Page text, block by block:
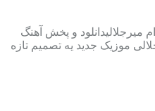
میرجلالیدانلود و پخش آهنگ
موزیک جدید یه تصمیم تازه